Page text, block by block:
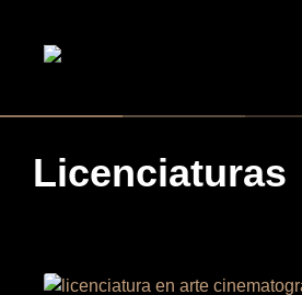
Licenciaturas